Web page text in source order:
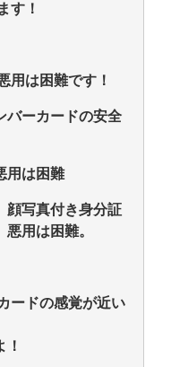
す！
用は困難です！
バーカードの安全
用は困難
顔写真付き身分証
用は困難。
ードの感覚が近い